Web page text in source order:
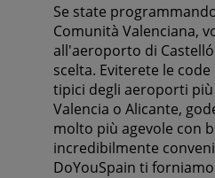
Se state
Comunità Valenciana,
all'aeroporto di
scelta. Eviterete le
tipici degli aeroporti
Valencia o Alicante,
molto più agevole con
incredibilmente
DoYouSpain ti